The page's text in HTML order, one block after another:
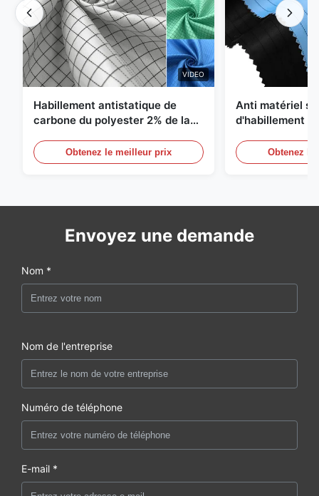
VIDEO
Habillement antistatique de
carbone du polyester 2% de la
Obtenez le meilleur prix
Anti matériel
d'habillement
Obtenez
Envoyez une demande
Nom *
Nom de l'entreprise
Numéro de téléphone
E-mail *